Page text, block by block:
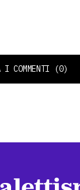
I COMMENTI (0)